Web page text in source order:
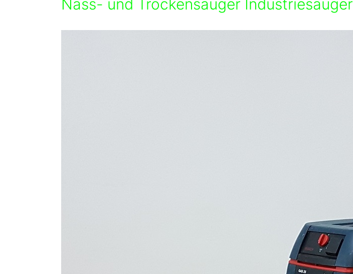
Nass- und Trockensauger Industriesauger